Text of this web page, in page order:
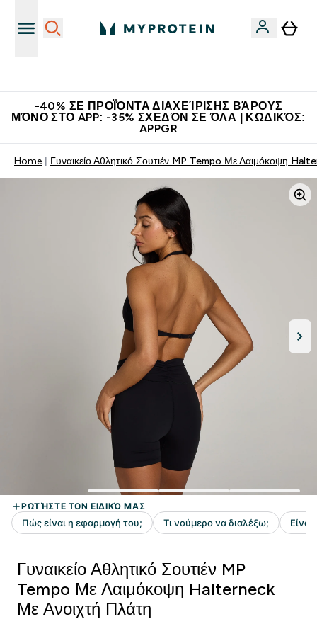
-40% ΣΕ ΠΡΟΪΌΝΤΑ ΔΙΑΧΕΊΡΙΣΗΣ ΒΆΡΟΥΣ
ΜΌΝΟ ΣΤΟ APP: -35% ΣΧΕΔΌΝ ΣΕ ΌΛΑ | ΚΩΔΙΚΌΣ:
APPGR
Home Γυναικείο Αθλητικό Σουτιέν MP Tempo Με Λαιμόκοψη
Γυναικείο Αθλητικό Σουτιέν MP
Tempo Με Λαιμόκοψη Halterneck
Με Ανοιχτή Πλάτη